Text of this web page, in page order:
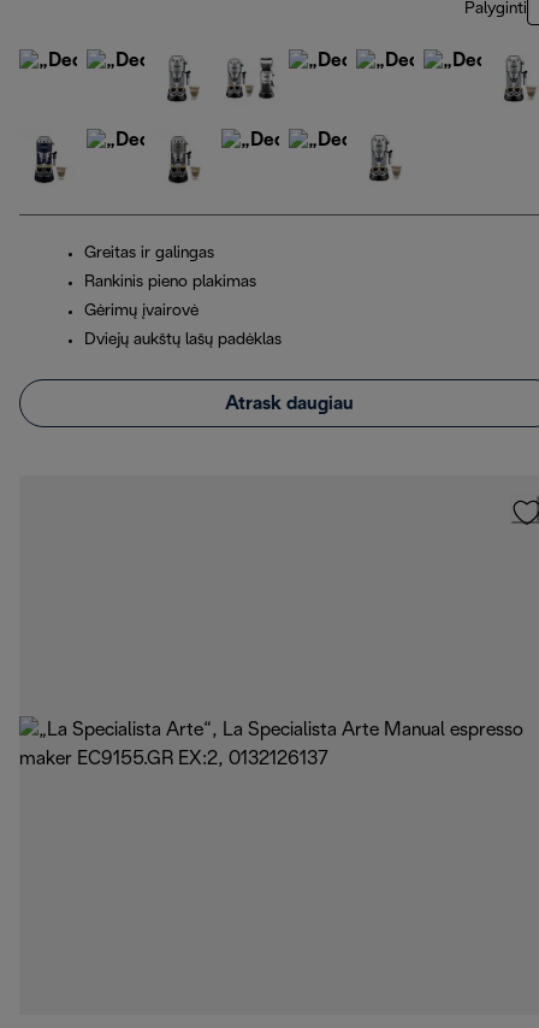
Palyginti
Greitas ir galingas
Rankinis pieno plakimas
Gėrimų įvairovė
Dviejų aukštų lašų padėklas
Atrask daugiau